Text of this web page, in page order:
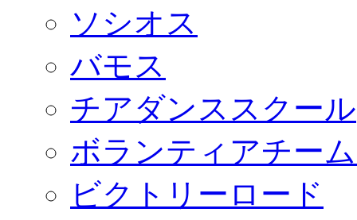
ソシオス
バモス
チアダンススクール
ボランティアチー
ビクトリーロード